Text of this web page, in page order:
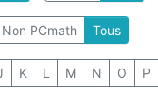
Non PCmath Tous
K L M N O P